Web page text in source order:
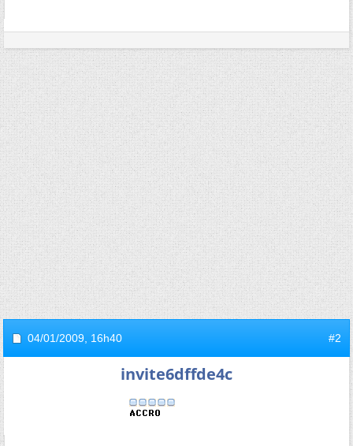
04/01/2009, 16h40 #2
invite6dffde4c